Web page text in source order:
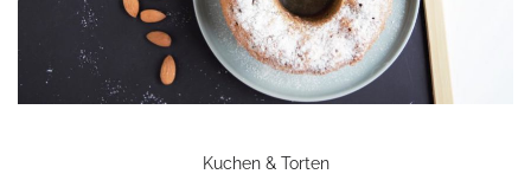
Kuchen & Torten